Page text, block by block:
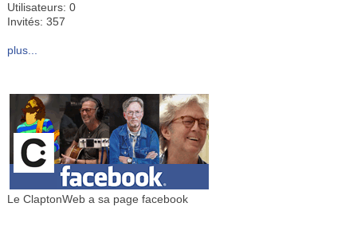
Utilisateurs: 0
Invités: 357
plus...
Le ClaptonWeb a sa page facebook